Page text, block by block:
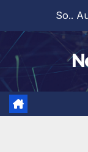
springen
So..